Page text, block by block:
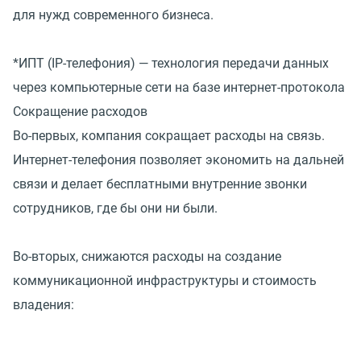
для нужд современного бизнеса.
*ИПТ (IP-телефония) — технология передачи данных
через компьютерные сети на базе интернет-протокола
Сокращение расходов
Во-первых, компания сокращает расходы на связь.
Интернет-телефония позволяет экономить на дальней
связи и делает бесплатными внутренние звонки
сотрудников, где бы они ни были.
Во-вторых, снижаются расходы на создание
коммуникационной инфраструктуры и стоимость
владения: